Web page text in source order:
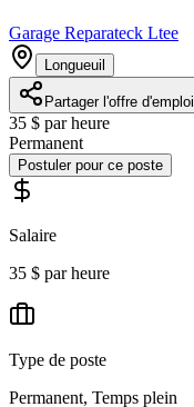
Garage Reparateck Ltee
Longueuil
Partager l'offre d'emploi
35 $ par heure
Permanent
Postuler pour ce poste
Salaire
35 $ par heure
Type de poste
Permanent, Temps plein